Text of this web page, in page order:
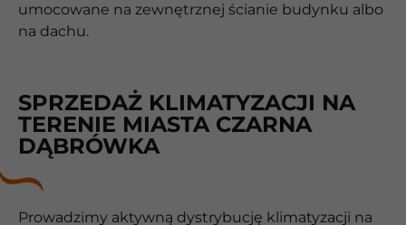
umocowane na zewnętrznej ścianie budynku albo
na dachu.
SPRZEDAŻ KLIMATYZACJI NA
TERENIE MIASTA CZARNA
DĄBRÓWKA
Prowadzimy aktywną dystrybucję klimatyzacji na